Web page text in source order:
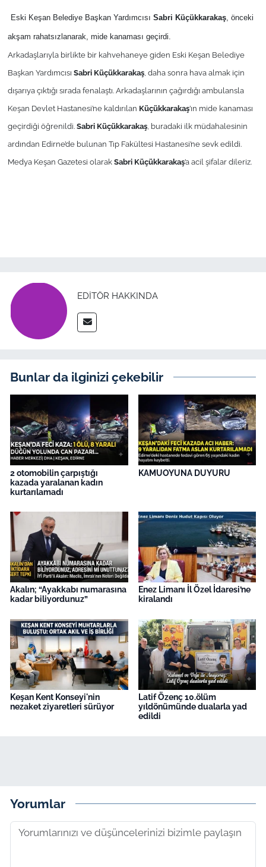
Eski Keşan Belediye Başkan Yardımcısı Sabri Küçükkarakaş, önceki
akşam rahatsızlanarak, mide kanaması geçirdi.
Arkadaşlarıyla birlikte bir kahvehaneye giden Eski Keşan Belediye
Başkan Yardımcısı Sabri Küçükkarakaş, daha sonra hava almak için
dışarıya çıktığı sırada fenalaştı. Arkadaşlarının çağırdığı ambulansla
Keşan Devlet Hastanesi’ne kaldırılan Küçükkarakaş’ın mide kanaması
geçirdiği öğrenildi.Sabri Küçükkarakaş, buradaki ilk müdahalesinin
ardından Edirne’de bulunan Tıp Fakültesi Hastanesi’ne sevk edildi.
Medya Keşan Gazetesi olarakSabri Küçükkarakaş’a acil şifalar dileriz.
EDITÖR HAKKINDA
Bunlar da ilginizi çekebilir
2 otomobilin çarpıştığı
kazada yaralanan kadın
kurtarılamadı
KAMUOYUNA DUYURU
Akalın; “Ayakkabı numarasına
kadar biliyordunuz”
Enez Limanı İl Özel İdaresi’ne
kiralandı
Keşan Kent Konseyi'nin
nezaket ziyaretleri sürüyor
Latif Özenç 10.ölüm
yıldönümünde dualarla yad
edildi
Yorumlar
YAŞAM
TEKİRDAĞ
KIRKLARELİ
ÇANAKKALE
TÜRKİYE
Politika
Flaş Haber
Magazin
İş Dünyası
Bilim Teknoloji
English News
Canlı Maç
Finans
Genel-A
Gündem-Eğitim